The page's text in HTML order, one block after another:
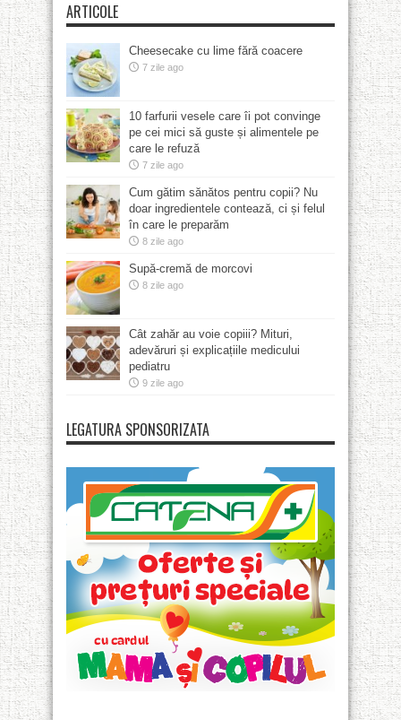
ARTICOLE
Cheesecake cu lime fără coacere
7 zile ago
10 farfurii vesele care îi pot convinge
pe cei mici să guste și alimentele pe
care le refuză
7 zile ago
Cum gătim sănătos pentru copii? Nu
doar ingredientele contează, ci și felul
în care le preparăm
8 zile ago
Supă-cremă de morcovi
8 zile ago
Cât zahăr au voie copiii? Mituri,
adevăruri și explicațiile medicului
pediatru
9 zile ago
LEGATURA SPONSORIZATA